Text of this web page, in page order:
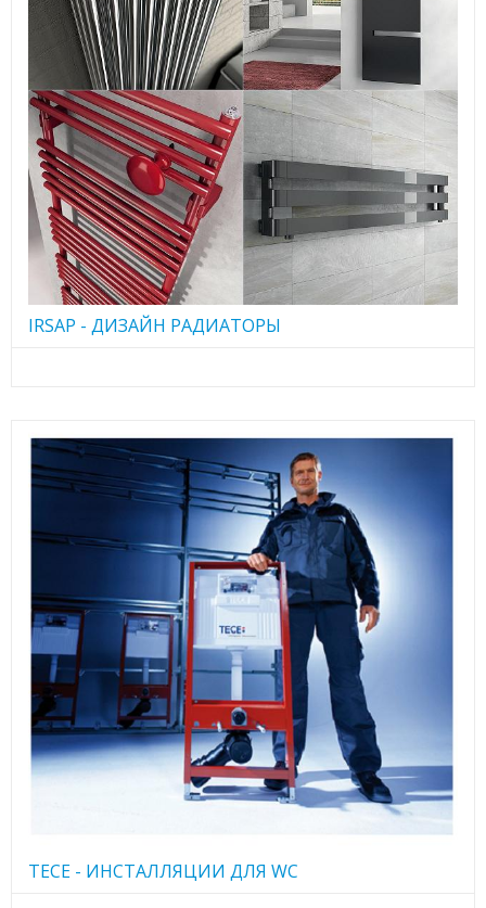
IRSAP - ДИЗАЙН РАДИАТОРЫ
TECE - ИНСТАЛЛЯЦИИ ДЛЯ WC